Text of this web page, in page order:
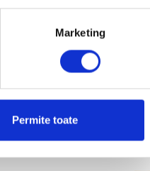
Marketing
Permite toate
câte un bilet
Vuc (50 kg), și